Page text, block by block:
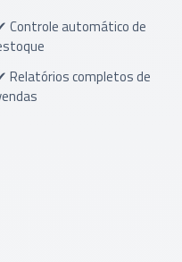
Controle automático de
Relatórios completos de